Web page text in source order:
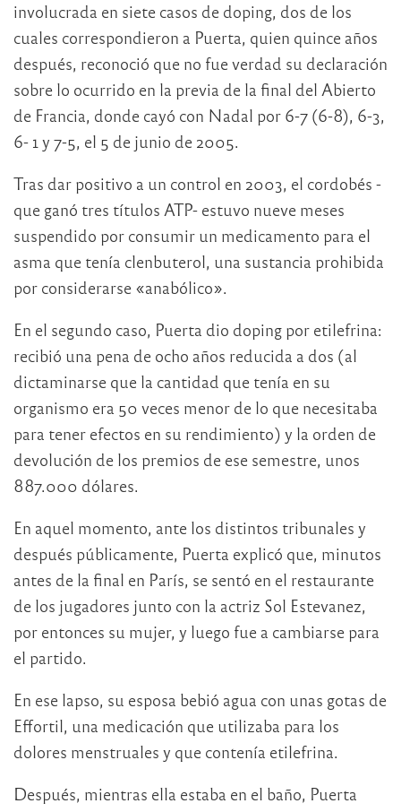
involucrada en siete casos de doping, dos de los
cuales correspondieron a Puerta, quien quince años
después, reconoció que no fue verdad su declaración
sobre lo ocurrido en la previa de la final del Abierto
de Francia, donde cayó con Nadal por 6-7 (6-8), 6-3,
6- 1 y 7-5, el 5 de junio de 2005.
Tras dar positivo a un control en 2003, el cordobés -
que ganó tres títulos ATP- estuvo nueve meses
suspendido por consumir un medicamento para el
asma que tenía clenbuterol, una sustancia prohibida
por considerarse «anabólico».
En el segundo caso, Puerta dio doping por etilefrina:
recibió una pena de ocho años reducida a dos (al
dictaminarse que la cantidad que tenía en su
organismo era 50 veces menor de lo que necesitaba
para tener efectos en su rendimiento) y la orden de
devolución de los premios de ese semestre, unos
887.000 dólares.
En aquel momento, ante los distintos tribunales y
después públicamente, Puerta explicó que, minutos
antes de la final en París, se sentó en el restaurante
de los jugadores junto con la actriz Sol Estevanez,
por entonces su mujer, y luego fue a cambiarse para
el partido.
En ese lapso, su esposa bebió agua con unas gotas de
Effortil, una medicación que utilizaba para los
dolores menstruales y que contenía etilefrina.
Después, mientras ella estaba en el baño, Puerta